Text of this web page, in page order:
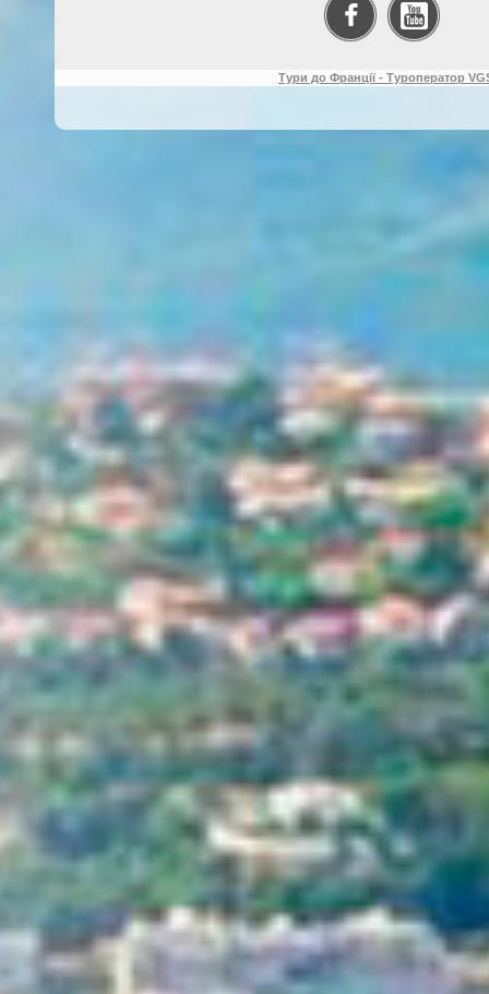
Тури до Франції - Туроператор